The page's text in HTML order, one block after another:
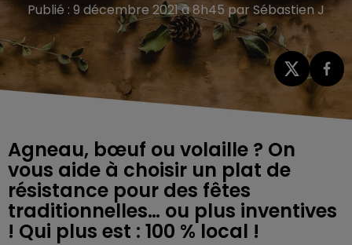
Publié : 9 décembre 2021 à 8h45 par Sébastien J
Agneau, bœuf ou volaille ? On
vous aide à choisir un plat de
résistance pour des fêtes
traditionnelles… ou plus inventives
! Qui plus est : 100 % local !